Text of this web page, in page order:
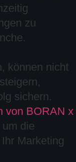
zu
können nicht
sichern.
von BORAN x
die
Marketing